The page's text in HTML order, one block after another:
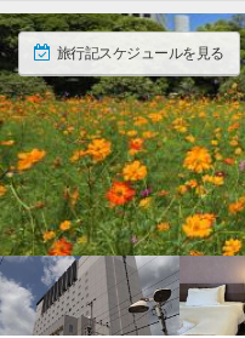
旅行記スケジュールを見る